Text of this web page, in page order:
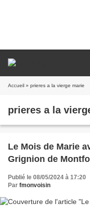
Accueil » prieres a la vierge marie
prieres a la
Le Mois de Marie
Grignion de
Publié le 08/05/2024 à 17:20
Par fmonvoisin